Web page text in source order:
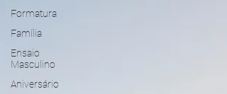
Formatura
Família
Ensaio
Masculino
Aniversário